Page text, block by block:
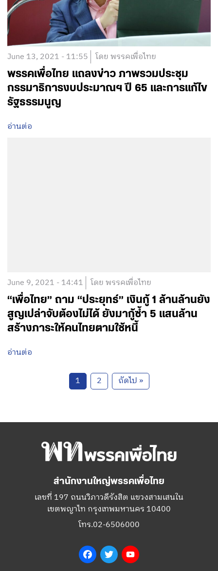
June 13, 2021 - 11:55 โดย พรรคเพื่อไทย
พรรคเพื่อไทย แถลงข่าว ภาพรวมประชุม
กรรมาธิการงบประมาณฯ ปี 65 และการแก้ไข
รัฐธรรมนูญ
อ่านต่อ
June 9, 2021 - 14:41 โดย พรรคเพื่อไทย
“เพื่อไทย” ถาม “ประยุทธ์” เงินกู้ 1 ล้านล้านยัง
สูญเปล่าจับต้องไม่ได้ ยังมากู้ซ้ำ 5 แสนล้าน
สร้างภาระให้คนไทยตามใช้หนี้
อ่านต่อ
1 2 ถัดไป »
สำนักงานใหญ่พรรคเพื่อไทย
เลขที่ 197 ถนนวิภาวดีรังสิต แขวงสามเสนใน
เขตพญาไท กรุงเทพมหานคร 10400
โทร.02-6506000
FacebookTwitter